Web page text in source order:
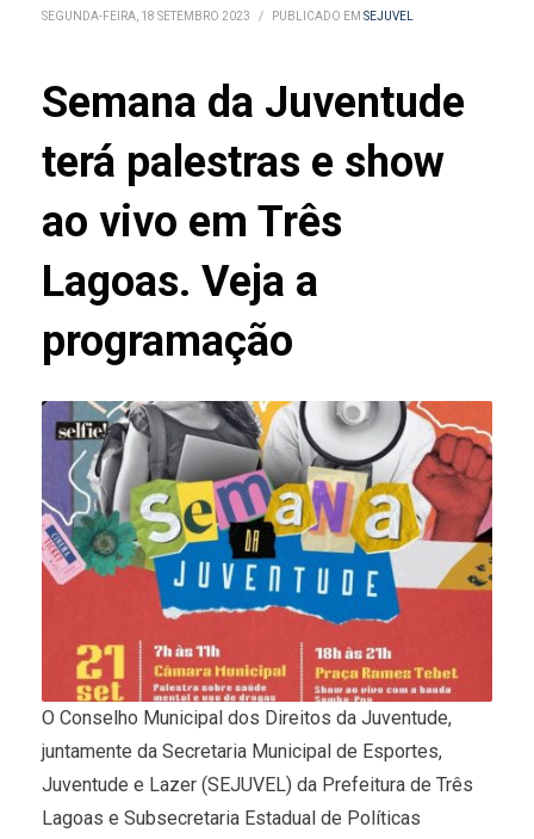
SEGUNDA-FEIRA, 18 SETEMBRO 2023 / PUBLICADO EM SEJUVEL
Semana da Juventude
terá palestras e show
ao vivo em Três
Lagoas. Veja a
programação
O Conselho Municipal dos Direitos da Juventude,
juntamente da Secretaria Municipal de Esportes,
Juventude e Lazer (SEJUVEL) da Prefeitura de Três
Lagoas e Subsecretaria Estadual de Políticas